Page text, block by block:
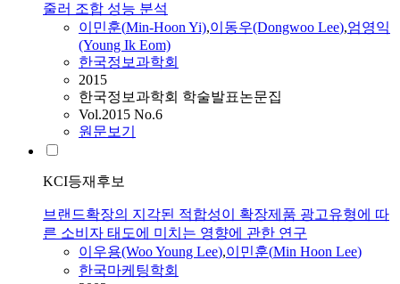
줄러 조합 성능 분석
이민훈(Min-HoonYi),이동우(Dongwoo Lee),엄영익
(Young Ik Eom)
한국정보과학회
2015
한국정보과학회 학술발표논문집
Vol.2015 No.6
원문보기
KCI등재후보
브랜드확장의 지각된 적합성이 확장제품 광고유형에 따
른 소비자 태도에 미치는 영향에 관한 연구
이우용(Woo Young Lee),이민훈(Min Hoon Lee)
한국마케팅학회